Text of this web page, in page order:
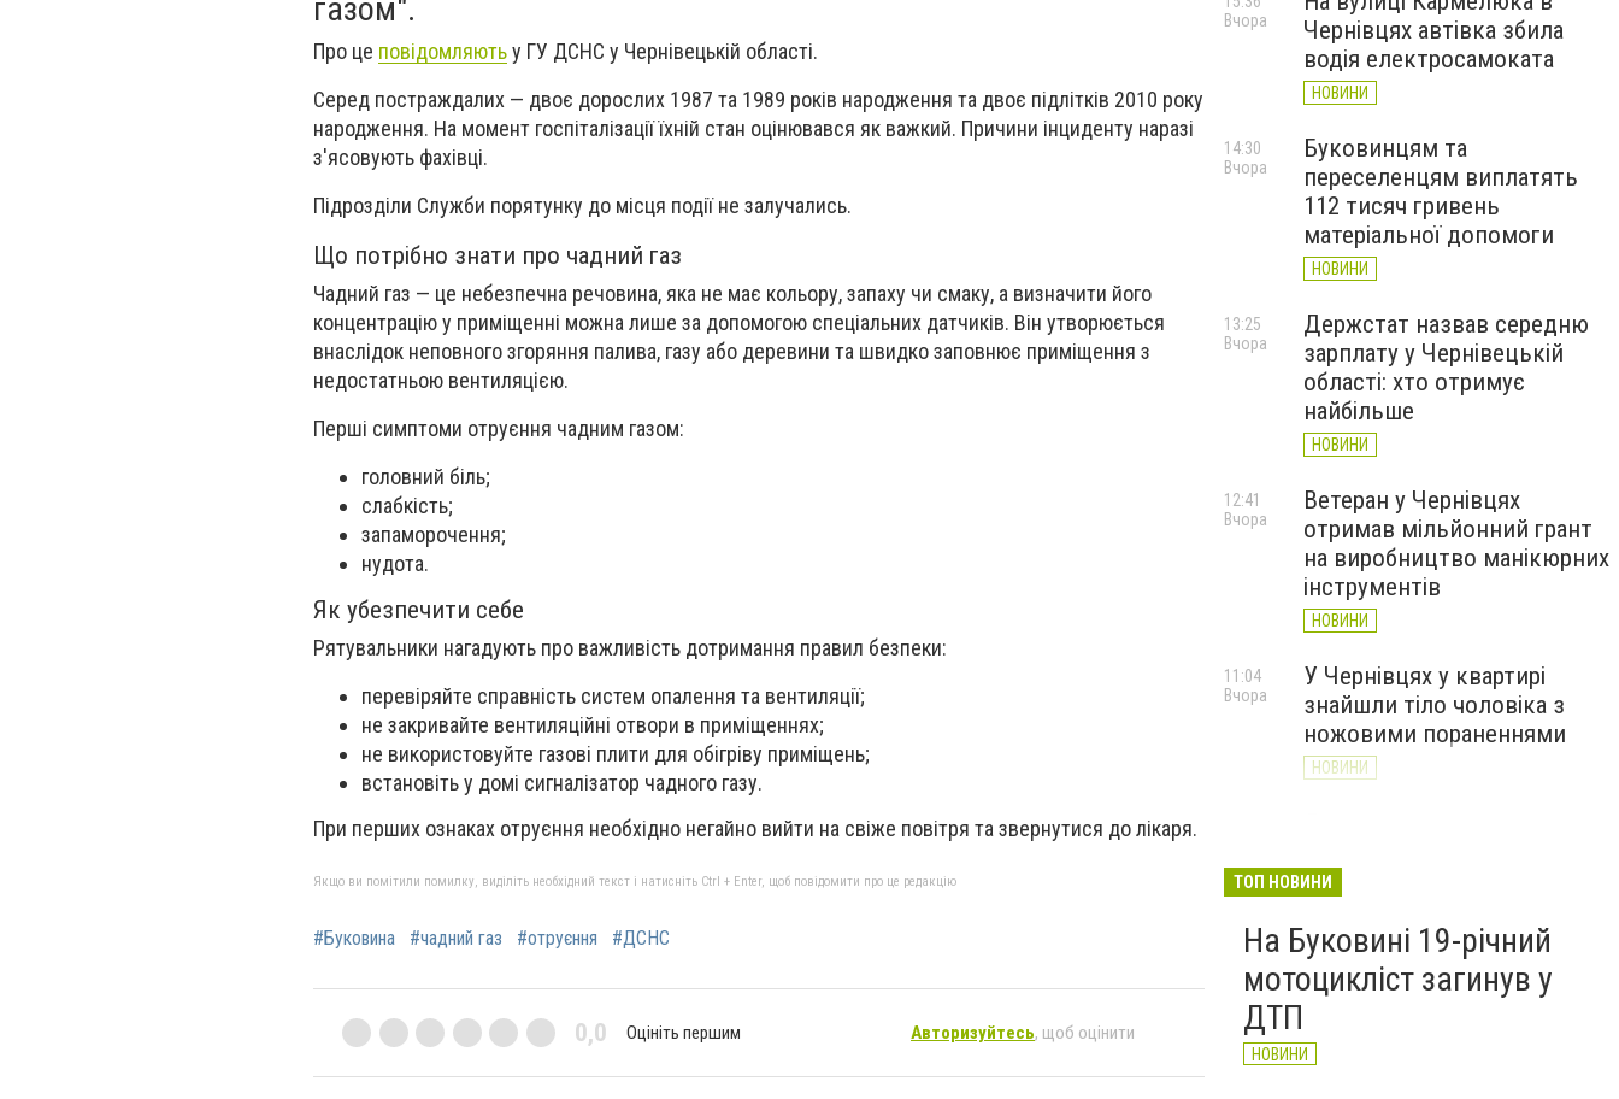
газом".
Про це повідомляютьу ГУ ДСНС у Чернівецькій області.
Серед постраждалих — двоє дорослих 1987 та 1989 років народження та двоє підлітків 2010 року
народження. На момент госпіталізації їхній стан оцінювався як важкий. Причини інциденту наразі
з'ясовують фахівці.
Підрозділи Служби порятунку до місця події не залучались.
Що потрібно знати про чадний газ
Чадний газ — це небезпечна речовина, яка не має кольору, запаху чи смаку, а визначити його
концентрацію у приміщенні можна лише за допомогою спеціальних датчиків. Він утворюється
внаслідок неповного згоряння палива, газу або деревини та швидко заповнює приміщення з
недостатньою вентиляцією.
Перші симптоми отруєння чадним газом:
головний біль;
слабкість;
запаморочення;
нудота.
Як убезпечити себе
Рятувальники нагадують про важливість дотримання правил безпеки:
перевіряйте справність систем опалення та вентиляції;
не закривайте вентиляційні отвори в приміщеннях;
не використовуйте газові плити для обігріву приміщень;
встановіть у домі сигналізатор чадного газу.
При перших ознаках отруєння необхідно негайно вийти на свіже повітря та звернутися до лікаря.
Якщо ви помітили помилку, виділіть необхідний текст і натисніть Ctrl + Enter, щоб повідомити про це редакцію
#Буковина #чадний газ #отруєння #ДСНС
0,0 Оцініть першим Авторизуйтесь, щоб оцінити
Чернівцях автівка збила
водія електросамоката
НОВИНИ
Вчора
Буковинцям та
переселенцям виплатять
112 тисяч гривень
матеріальної допомоги
НОВИНИ
14:30
Вчора
Держстат назвав середню
зарплату у Чернівецькій
області: хто отримує
найбільше
НОВИНИ
13:25
Вчора
Ветеран у Чернівцях
отримав мільйонний грант
на виробництво манікюрних
інструментів
НОВИНИ
12:41
Вчора
У Чернівцях у квартирі
знайшли тіло чоловіка з
ножовими пораненнями
НОВИНИ
11:04
Вчора
критичну ситуацію з водою
НОВИНИ
ТОП НОВИНИ
На Буковині 19-річний
мотоцикліст загинув у
ДТП
НОВИНИ